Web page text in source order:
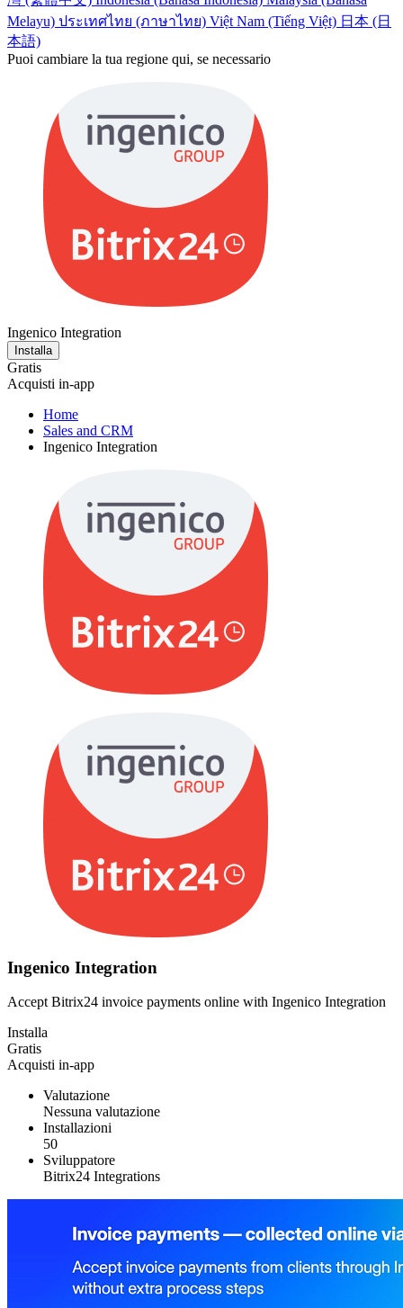
Melayu) ประเทศไทย (ภาษาไทย) Việt Nam (Tiếng Việt) 日本 (日
本語)
Puoi cambiare la tua regione qui, se necessario
Ingenico Integration
Installa
Gratis
Acquisti in-app
Home
Sales and CRM
Ingenico Integration
Ingenico Integration
Accept Bitrix24 invoice payments online with Ingenico Integration
Installa
Gratis
Acquisti in-app
Valutazione
Nessuna valutazione
Installazioni
50
Sviluppatore
Bitrix24 Integrations